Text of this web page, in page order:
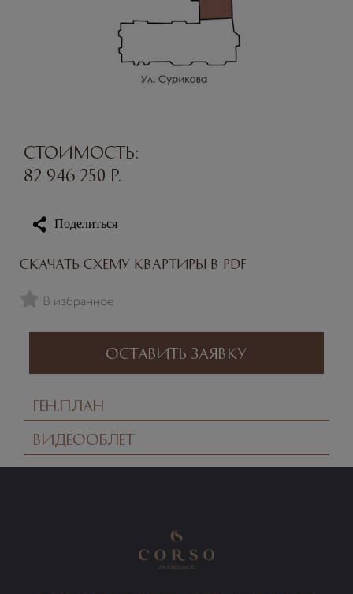
Стоимость:
82 946 250 р.
Поделиться
Скачать схему квартиры в PDF
В избранное
Оставить заявку
Ген.план
Видеооблет